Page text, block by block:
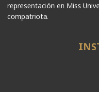
representación en Miss
compatriota.